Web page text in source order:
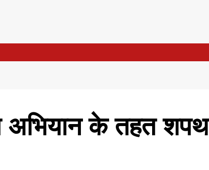
अभियान के तहत शपथ